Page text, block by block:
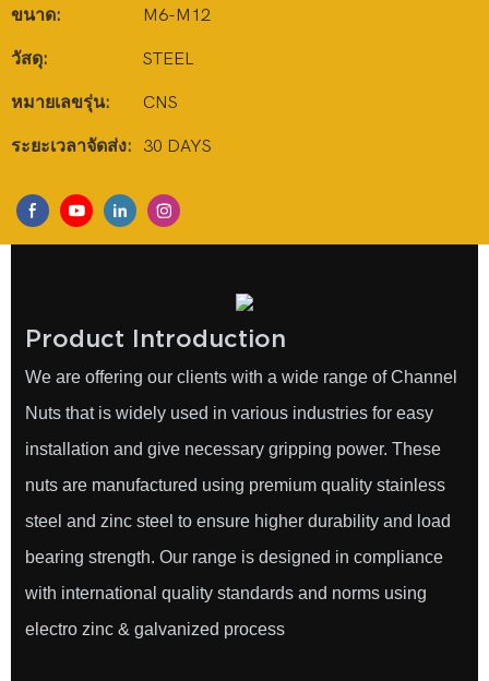
ขนาด: M6-M12
วัสดุ: STEEL
หมายเลขรุ่น: CNS
ระยะเวลาจัดส่ง: 30 DAYS
Product Introduction
We are offering our clients with a wide range of Channel
Nuts that is widely used in various industries for easy
installation and give necessary gripping power. These
nuts are manufactured using premium quality stainless
steel and zinc steel to ensure higher durability and load
bearing strength. Our range is designed in compliance
with international quality standards and norms using
electro zinc & galvanized process